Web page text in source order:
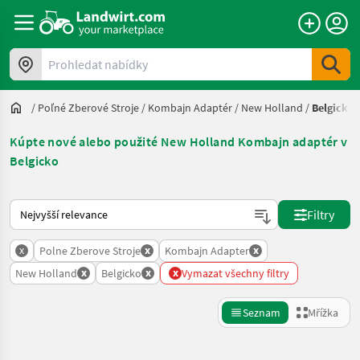
Prohledat nabídky
/ Poľné Zberové Stroje / Kombajn Adaptér / New Holland / Belgicko
Kúpte nové alebo použité New Holland Kombajn adaptér v
Belgicko
Takto se řadí nabídky na Landwirt.com
Filtry
x Polne Zberove Stroje x Kombajn Adapter x
New Holland x Belgicko x x Vymazat všechny filtry
Seznam Mřížka